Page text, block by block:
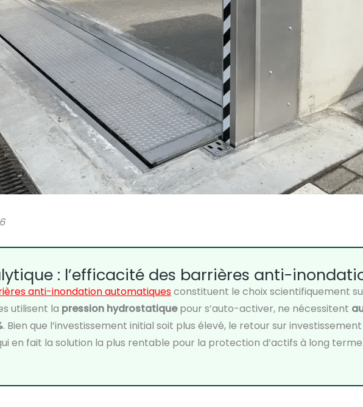
: l’efficacité des barrières anti-
anti-inondation automatiquesconstituent le choix scientifiquement
utilisent la pression hydrostatiquepour s’auto-activer, ne nécessitent
. Bien que l’investissement initial soit plus élevé, le retour sur
en fait la solution la plus rentable pour la protection d’actifs à long